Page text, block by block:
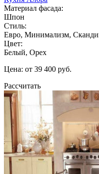
Материал фасада:
Шпон
Стиль:
Евро, Минимализм,
Цвет:
Белый, Орех
Цена: от 39 400 руб.
Рассчитать